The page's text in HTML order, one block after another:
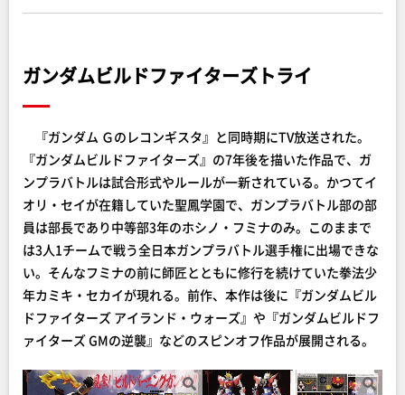
ガンダムビルドファイターズトライ
『ガンダム Ｇのレコンギスタ』と同時期にTV放送された。
『ガンダムビルドファイターズ』の7年後を描いた作品で、ガ
ンプラバトルは試合形式やルールが一新されている。かつてイ
オリ・セイが在籍していた聖鳳学園で、ガンプラバトル部の部
員は部長であり中等部3年のホシノ・フミナのみ。このままで
は3人1チームで戦う全日本ガンプラバトル選手権に出場できな
い。そんなフミナの前に師匠とともに修行を続けていた拳法少
年カミキ・セカイが現れる。前作、本作は後に『ガンダムビル
ドファイターズ アイランド・ウォーズ』や『ガンダムビルドフ
ァイターズ GMの逆襲』などのスピンオフ作品が展開される。